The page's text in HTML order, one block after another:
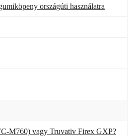
országúti használatra
M760) vagy Truvativ Firex GXP?